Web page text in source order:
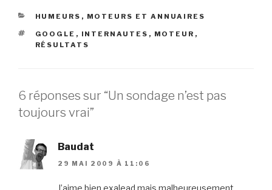
CATÉGORIES
HUMEURS , MOTEURS ET ANNUAIRES
ÉTIQUETTES
GOOGLE , INTERNAUTES , MOTEUR ,
RÉSULTATS
6 réponses sur “Un sondage n’est pas
toujours vrai”
Baudat
29 MAI 2009 À 11:06